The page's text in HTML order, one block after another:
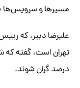
مسیرها و سرویس‌ها ۲۰ درصد گران کنند.
علیرضا دبیر، که
درصد گران شوند.